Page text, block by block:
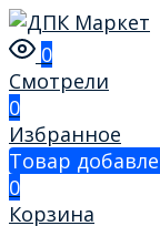
0
Смотрели
0
Избранное
Товар
0
Корзина